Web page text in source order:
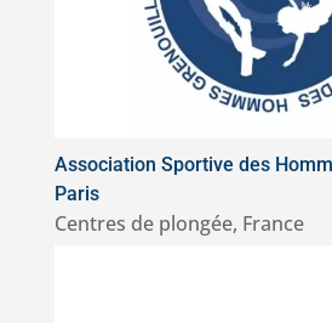
Association Sportive des
Paris
Centres de plongée, France